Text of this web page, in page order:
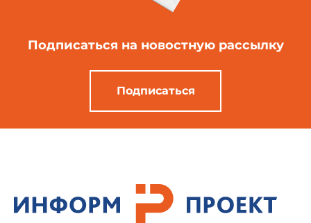
Подписаться на новостную рассылку
Подписаться